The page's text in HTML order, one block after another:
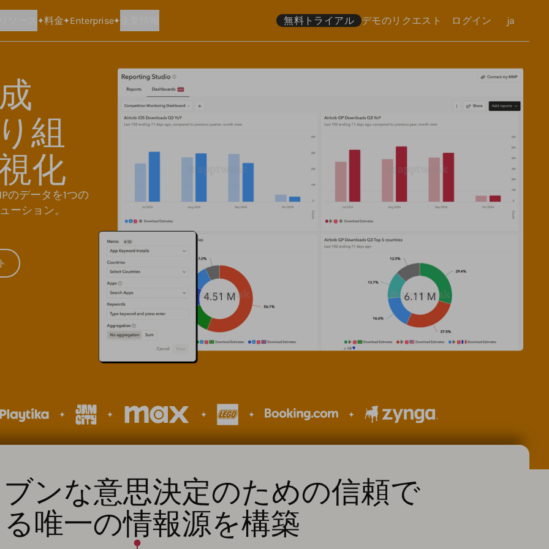
料金 Enterprise 無料トライアル デモのリクエスト ログイン 言語
ja
組
化
のデータを1つの
ーション。
ンな意思決定のための信頼で
唯一の情報源を構築